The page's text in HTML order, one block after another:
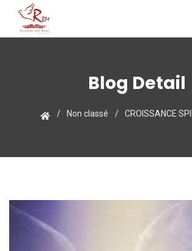
Blog Detail
Non classé CROISSANCE